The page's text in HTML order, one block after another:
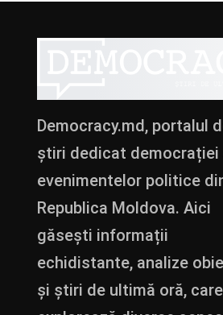
Democracy.md, portalul
știri dedicat democrației
evenimentelor politice
Republica Moldova. Aici
găsești informații
echidistante, analize
și știri de ultimă oră, care